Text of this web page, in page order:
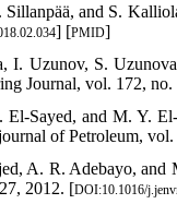
and S.
] [PMID]
I. Uzunov, S.
Journal, vol. 172,
Sayed, and M. Y. El-
of Petroleum,
A. R. Adebayo, and
2012. [DOI:10.1016/